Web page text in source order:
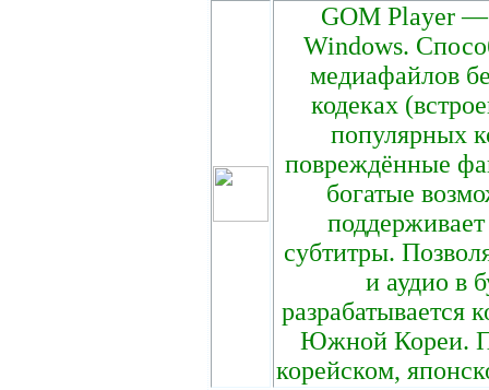
GOM Player —
Windows.
медиафайлов
кодеках
популярных
повреждённые
богатые
субтитры.
и аудио в
разрабатывается
Южной Кореи.
корейском,